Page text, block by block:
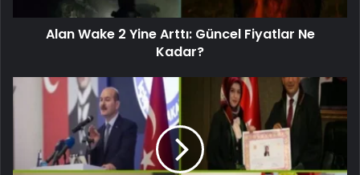
Alan Wake 2 Yine Arttı: Güncel Fiyatlar Ne
Kadar?